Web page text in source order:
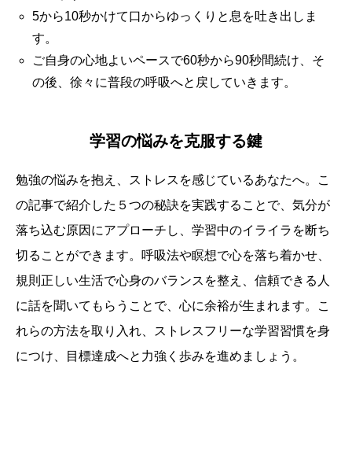
5から10秒かけて口からゆっくりと息を吐き出しま
す。
ご自身の心地よいペースで60秒から90秒間続け、そ
の後、徐々に普段の呼吸へと戻していきます。
学習の悩みを克服する鍵
勉強の悩みを抱え、ストレスを感じているあなたへ。こ
の記事で紹介した５つの秘訣を実践することで、気分が
落ち込む原因にアプローチし、学習中のイライラを断ち
切ることができます。呼吸法や瞑想で心を落ち着かせ、
規則正しい生活で心身のバランスを整え、信頼できる人
に話を聞いてもらうことで、心に余裕が生まれます。こ
れらの方法を取り入れ、ストレスフリーな学習習慣を身
につけ、目標達成へと力強く歩みを進めましょう。